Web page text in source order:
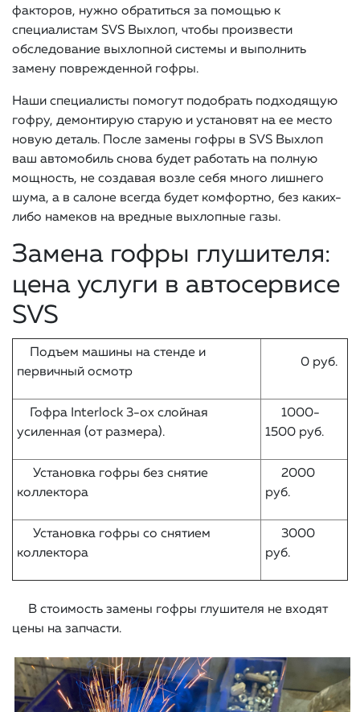
факторов, нужно обратиться за помощью к
специалистам SVS Выхлоп, чтобы произвести
обследование выхлопной системы и выполнить
замену поврежденной гофры.
Наши специалисты помогут подобрать подходящую
гофру, демонтирую старую и установят на ее место
новую деталь. После замены гофры в SVS Выхлоп
ваш автомобиль снова будет работать на полную
мощность, не создавая возле себя много лишнего
шума, а в салоне всегда будет комфортно, без каких-
либо намеков на вредные выхлопные газы.
Замена гофры глушителя:
цена услуги в автосервисе
SVS
Подъем машины на стенде и
первичный осмотр
0 руб.
Гофра Interlock 3-ох слойная
усиленная (от размера).
1000-
1500 руб.
Установка гофры без снятие
коллектора
2000
руб.
Установка гофры со снятием
коллектора
3000
руб.
В стоимость замены гофры глушителя не входят
цены на запчасти.